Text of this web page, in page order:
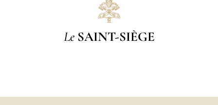
Le SAINT-SIÈGE